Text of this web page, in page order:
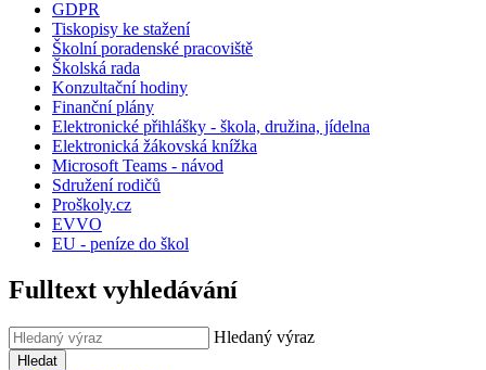
GDPR
Tiskopisy ke stažení
Školní poradenské pracoviště
Školská rada
Konzultační hodiny
Finanční plány
Elektronické přihlášky - škola, družina, jídelna
Elektronická žákovská knížka
Microsoft Teams - návod
Sdružení rodičů
Proškoly.cz
EVVO
EU - peníze do škol
Fulltext vyhledávání
Hledaný výraz
Hledat